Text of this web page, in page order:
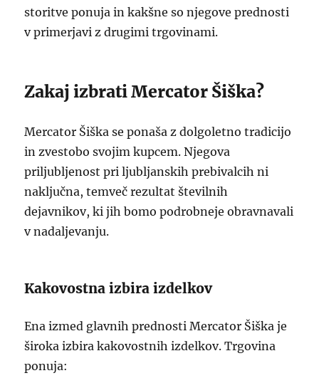
storitve ponuja in kakšne so njegove prednosti
v primerjavi z drugimi trgovinami.
Zakaj izbrati Mercator Šiška?
Mercator Šiška se ponaša z dolgoletno tradicijo
in zvestobo svojim kupcem. Njegova
priljubljenost pri ljubljanskih prebivalcih ni
naključna, temveč rezultat številnih
dejavnikov, ki jih bomo podrobneje obravnavali
v nadaljevanju.
Kakovostna izbira izdelkov
Ena izmed glavnih prednosti Mercator Šiška je
široka izbira kakovostnih izdelkov. Trgovina
ponuja: